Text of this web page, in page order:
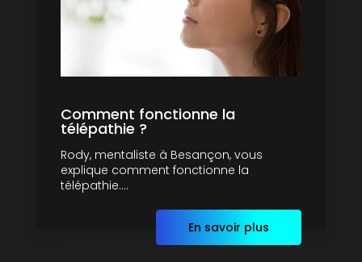
Comment fonctionne la
télépathie ?
Rody, mentaliste à Besançon, vous
explique comment fonctionne la
télépathie....
En savoir plus